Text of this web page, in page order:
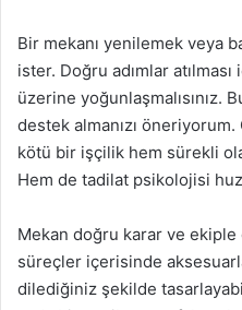
n
d
e
r
m
e
Bir mekanı yenilemek veya
ister. Doğru adımlar atılması
üzerine yoğunlaşmalısınız.
destek almanızı
kötü bir işçilik hem sürekli
Hem de tadilat psikolojisi
Mekan doğru karar ve ekiple
süreçler içerisinde
dilediğiniz şekilde